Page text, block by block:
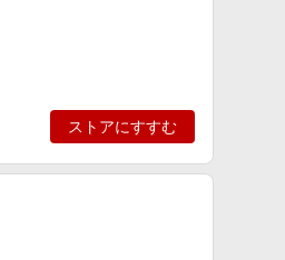
ストアにすすむ